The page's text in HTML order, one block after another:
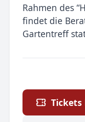
Rahmen des
findet die
Gartentreff